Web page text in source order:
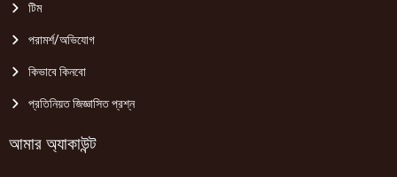
টিম
পরামর্শ/অভিযোগ
কিভাবে কিনবো
প্রতিনিয়ত জিজ্ঞাসিত প্রশ্ন
আমার অ্যাকাউন্ট